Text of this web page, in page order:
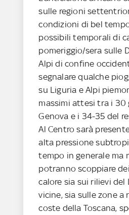
sulle regioni
condizioni di bel
possibili temporali di
pomeriggio/sera sulle
Alpi di confine
segnalare qualche
su Liguria e Alpi
massimi attesi tra i 30
Genova e i 34-35 del
Al Centro sarà
alta pressione
tempo in generale ma
potranno scoppiare
calore sia sui rilievi del
vicine, sia sulle zone a
coste della Toscana,